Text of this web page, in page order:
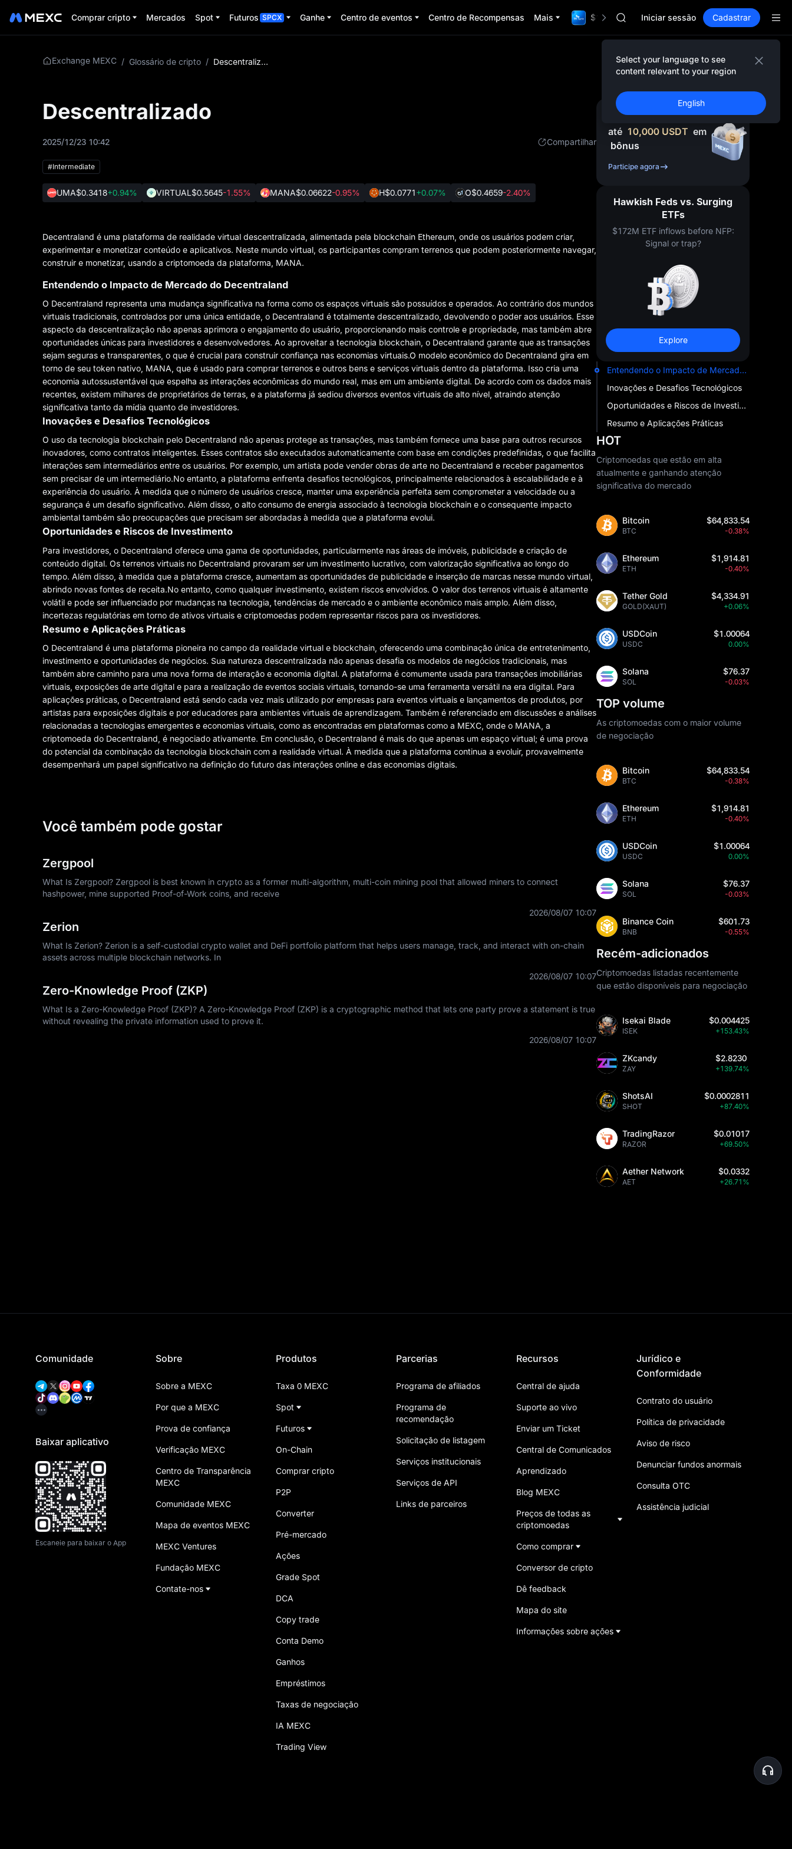
Comprar cripto Mercados Spot Futuros SPCX Ganhe Centro de eventos Centro de Recompensas Mais $1,000,000 TradFi Gala
AAOI
UNITREE STAR Market Subscription on
SPCX rises despite lock-up expiry
GOLD(XAU)
SKYAI
UNITREE STAR Market Subscription on
SPCX rises despite lock-up expiry
Iniciar sessão Cadastrar
Select your language to see
content relevant to your region
English
Exchange MEXC / Glossário de cripto / Descentralizado
Descentralizado
2025/12/23 10:42 Compartilhar
#Intermediate
UMA$0.3418+0.94% VIRTUAL$0.5645-1.55% MANA$0.06622-0.95% H$0.0771+0.07% O$0.4659-2.40%
Decentraland é uma plataforma de realidade virtual descentralizada, alimentada pela blockchain Ethereum, onde os usuários podem criar,
experimentar e monetizar conteúdo e aplicativos. Neste mundo virtual, os participantes compram terrenos que podem posteriormente navegar,
construir e monetizar, usando a criptomoeda da plataforma, MANA.
Entendendo o Impacto de Mercado do Decentraland
O Decentraland representa uma mudança significativa na forma como os espaços virtuais são possuídos e operados. Ao contrário dos mundos
virtuais tradicionais, controlados por uma única entidade, o Decentraland é totalmente descentralizado, devolvendo o poder aos usuários. Esse
aspecto da descentralização não apenas aprimora o engajamento do usuário, proporcionando mais controle e propriedade, mas também abre
oportunidades únicas para investidores e desenvolvedores. Ao aproveitar a tecnologia blockchain, o Decentraland garante que as transações
sejam seguras e transparentes, o que é crucial para construir confiança nas economias virtuais.O modelo econômico do Decentraland gira em
torno de seu token nativo, MANA, que é usado para comprar terrenos e outros bens e serviços virtuais dentro da plataforma. Isso cria uma
economia autossustentável que espelha as interações econômicas do mundo real, mas em um ambiente digital. De acordo com os dados mais
recentes, existem milhares de proprietários de terras, e a plataforma já sediou diversos eventos virtuais de alto nível, atraindo atenção
significativa tanto da mídia quanto de investidores.
Inovações e Desafios Tecnológicos
O uso da tecnologia blockchain pelo Decentraland não apenas protege as transações, mas também fornece uma base para outros recursos
inovadores, como contratos inteligentes. Esses contratos são executados automaticamente com base em condições predefinidas, o que facilita
interações sem intermediários entre os usuários. Por exemplo, um artista pode vender obras de arte no Decentraland e receber pagamentos
sem precisar de um intermediário.No entanto, a plataforma enfrenta desafios tecnológicos, principalmente relacionados à escalabilidade e à
experiência do usuário. À medida que o número de usuários cresce, manter uma experiência perfeita sem comprometer a velocidade ou a
segurança é um desafio significativo. Além disso, o alto consumo de energia associado à tecnologia blockchain e o consequente impacto
ambiental também são preocupações que precisam ser abordadas à medida que a plataforma evolui.
Oportunidades e Riscos de Investimento
Para investidores, o Decentraland oferece uma gama de oportunidades, particularmente nas áreas de imóveis, publicidade e criação de
conteúdo digital. Os terrenos virtuais no Decentraland provaram ser um investimento lucrativo, com valorização significativa ao longo do
tempo. Além disso, à medida que a plataforma cresce, aumentam as oportunidades de publicidade e inserção de marcas nesse mundo virtual,
abrindo novas fontes de receita.No entanto, como qualquer investimento, existem riscos envolvidos. O valor dos terrenos virtuais é altamente
volátil e pode ser influenciado por mudanças na tecnologia, tendências de mercado e o ambiente econômico mais amplo. Além disso,
incertezas regulatórias em torno de ativos virtuais e criptomoedas podem representar riscos para os investidores.
Resumo e Aplicações Práticas
O Decentraland é uma plataforma pioneira no campo da realidade virtual e blockchain, oferecendo uma combinação única de entretenimento,
investimento e oportunidades de negócios. Sua natureza descentralizada não apenas desafia os modelos de negócios tradicionais, mas
também abre caminho para uma nova forma de interação e economia digital. A plataforma é comumente usada para transações imobiliárias
virtuais, exposições de arte digital e para a realização de eventos sociais virtuais, tornando-se uma ferramenta versátil na era digital. Para
aplicações práticas, o Decentraland está sendo cada vez mais utilizado por empresas para eventos virtuais e lançamentos de produtos, por
artistas para exposições digitais e por educadores para ambientes virtuais de aprendizagem. Também é referenciado em discussões e análises
relacionadas a tecnologias emergentes e economias virtuais, como as encontradas em plataformas como a MEXC, onde o MANA, a
criptomoeda do Decentraland, é negociado ativamente. Em conclusão, o Decentraland é mais do que apenas um espaço virtual; é uma prova
do potencial da combinação da tecnologia blockchain com a realidade virtual. À medida que a plataforma continua a evoluir, provavelmente
desempenhará um papel significativo na definição do futuro das interações online e das economias digitais.
Você também pode gostar
Zergpool
What Is Zergpool? Zergpool is best known in crypto as a former multi-algorithm, multi-coin mining pool that allowed miners to connect
hashpower, mine supported Proof-of-Work coins, and receive
2026/08/07 10:07
Zerion
What Is Zerion? Zerion is a self-custodial crypto wallet and DeFi portfolio platform that helps users manage, track, and interact with on-chain
assets across multiple blockchain networks. In
2026/08/07 10:07
Zero-Knowledge Proof (ZKP)
What Is a Zero-Knowledge Proof (ZKP)? A Zero-Knowledge Proof (ZKP) is a cryptographic method that lets one party prove a statement is true
without revealing the private information used to prove it.
2026/08/07 10:07
Cadastre-se e receba
até 10,000 USDT em
bônus
Participe agora
Hawkish Feds vs. Surging
ETFs
$172M ETF inflows before NFP:
Signal or trap?
Explore
Entendendo o Impacto de Mercado do Decentraland
Inovações e Desafios Tecnológicos
Oportunidades e Riscos de Investimento
Resumo e Aplicações Práticas
HOT
Criptomoedas que estão em alta
atualmente e ganhando atenção
significativa do mercado
Bitcoin
BTC
$64,833.54
-0.38%
Ethereum
ETH
$1,914.81
-0.40%
Tether Gold
GOLD(XAUT)
$4,334.91
+0.06%
USDCoin
USDC
$1.00064
0.00%
Solana
SOL
$76.37
-0.03%
TOP volume
As criptomoedas com o maior volume
de negociação
Bitcoin
BTC
$64,833.54
-0.38%
Ethereum
ETH
$1,914.81
-0.40%
USDCoin
USDC
$1.00064
0.00%
Solana
SOL
$76.37
-0.03%
Binance Coin
BNB
$601.73
-0.55%
Recém-adicionados
Criptomoedas listadas recentemente
que estão disponíveis para negociação
Isekai Blade
ISEK
$0.004425
+153.43%
ZKcandy
ZAY
$2.8230
+139.74%
ShotsAI
SHOT
$0.0002811
+87.40%
TradingRazor
RAZOR
$0.01017
+69.50%
Aether Network
AET
$0.0332
+26.71%
Comunidade
Baixar aplicativo
Escaneie para baixar o App
Sobre
Sobre a MEXC
Por que a MEXC
Prova de confiança
Verificação MEXC
Centro de Transparência
MEXC
Comunidade MEXC
Mapa de eventos MEXC
MEXC Ventures
Fundação MEXC
Contate-nos
Produtos
Taxa 0 MEXC
Spot
Futuros
On-Chain
Comprar cripto
P2P
Converter
Pré-mercado
Ações
Grade Spot
DCA
Copy trade
Conta Demo
Ganhos
Empréstimos
Taxas de negociação
IA MEXC
Trading View
Parcerias
Programa de afiliados
Programa de
recomendação
Solicitação de listagem
Serviços institucionais
Serviços de API
Links de parceiros
Recursos
Central de ajuda
Suporte ao vivo
Enviar um Ticket
Central de Comunicados
Aprendizado
Blog MEXC
Preços de todas as
criptomoedas
Como comprar
Conversor de cripto
Dê feedback
Mapa do site
Informações sobre ações
Jurídico e
Conformidade
Contrato do usuário
Política de privacidade
Aviso de risco
Denunciar fundos anormais
Consulta OTC
Assistência judicial